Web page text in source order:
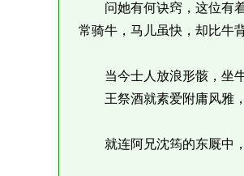
问她有何诀窍，这位有着
常骑牛，马儿虽快，却比牛
当今士人放浪形骸，坐牛
王祭酒就素爱附庸风雅，
就连阿兄沈筠的东厩中，